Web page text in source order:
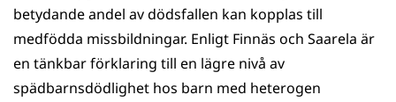
betydande andel av dödsfallen kan kopplas till
medfödda missbildningar. Enligt Finnäs och Saarela är
en tänkbar förklaring till en lägre nivå av
spädbarnsdödlighet hos barn med heterogen